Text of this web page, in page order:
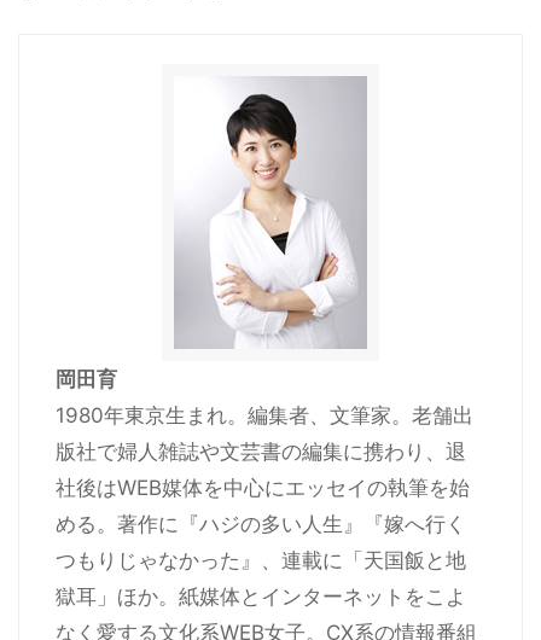
岡田育
1980年東京生まれ。編集者、文筆家。老舗出
版社で婦人雑誌や文芸書の編集に携わり、退
社後はWEB媒体を中心にエッセイの執筆を始
める。著作に『ハジの多い人生』『嫁へ行く
つもりじゃなかった』、連載に「天国飯と地
獄耳」ほか。紙媒体とインターネットをこよ
なく愛する文化系WEB女子。CX系の情報番組